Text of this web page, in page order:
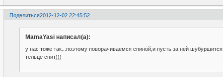
Поделиться2012-12-02 22:45:52
MamaYasi написал(а):
у нас тоже так...поэтому поворачиваемся спиной,и пусть за ней
тельце спит)))